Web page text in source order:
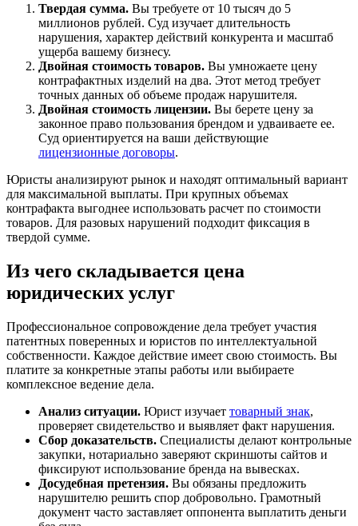
Твердая сумма. Вы требуете от 10 тысяч до 5
миллионов рублей. Суд изучает длительность
нарушения, характер действий конкурента и масштаб
ущерба вашему бизнесу.
Двойная стоимость товаров. Вы умножаете цену
контрафактных изделий на два. Этот метод требует
точных данных об объеме продаж нарушителя.
Двойная стоимость лицензии. Вы берете цену за
законное право пользования брендом и удваиваете ее.
Суд ориентируется на ваши действующие
лицензионные договоры.
Юристы анализируют рынок и находят оптимальный вариант
для максимальной выплаты. При крупных объемах
контрафакта выгоднее использовать расчет по стоимости
товаров. Для разовых нарушений подходит фиксация в
твердой сумме.
Из чего складывается цена
юридических услуг
Профессиональное сопровождение дела требует участия
патентных поверенных и юристов по интеллектуальной
собственности. Каждое действие имеет свою стоимость. Вы
платите за конкретные этапы работы или выбираете
комплексное ведение дела.
Анализ ситуации. Юрист изучает товарный знак,
проверяет свидетельство и выявляет факт нарушения.
Сбор доказательств. Специалисты делают контрольные
закупки, нотариально заверяют скриншоты сайтов и
фиксируют использование бренда на вывесках.
Досудебная претензия. Вы обязаны предложить
нарушителю решить спор добровольно. Грамотный
документ часто заставляет оппонента выплатить деньги